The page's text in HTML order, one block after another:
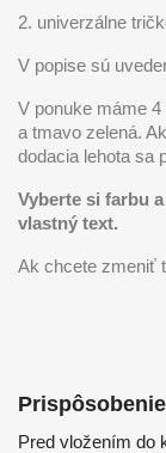
2. univerzálne
V popise sú
V ponuke máme
a tmavo zelená.
dodacia lehota sa
Vyberte si farbu
vlastný text.
Ak chcete zmeniť
Pred vložením do